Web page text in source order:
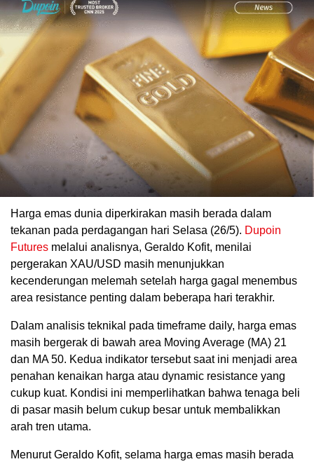
Harga emas dunia diperkirakan masih berada dalam
tekanan pada perdagangan hari Selasa (26/5). Dupoin
Futures melalui analisnya, Geraldo Kofit, menilai
pergerakan XAU/USD masih menunjukkan
kecenderungan melemah setelah harga gagal menembus
area resistance penting dalam beberapa hari terakhir.
Dalam analisis teknikal pada timeframe daily, harga emas
masih bergerak di bawah area Moving Average (MA) 21
dan MA 50. Kedua indikator tersebut saat ini menjadi area
penahan kenaikan harga atau dynamic resistance yang
cukup kuat. Kondisi ini memperlihatkan bahwa tenaga beli
di pasar masih belum cukup besar untuk membalikkan
arah tren utama.
Menurut Geraldo Kofit, selama harga emas masih berada